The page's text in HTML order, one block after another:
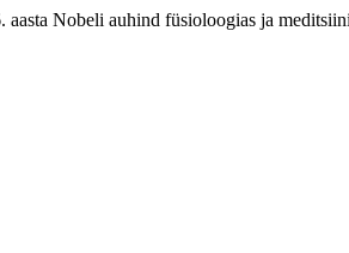
aasta Nobeli auhind füsioloogias ja